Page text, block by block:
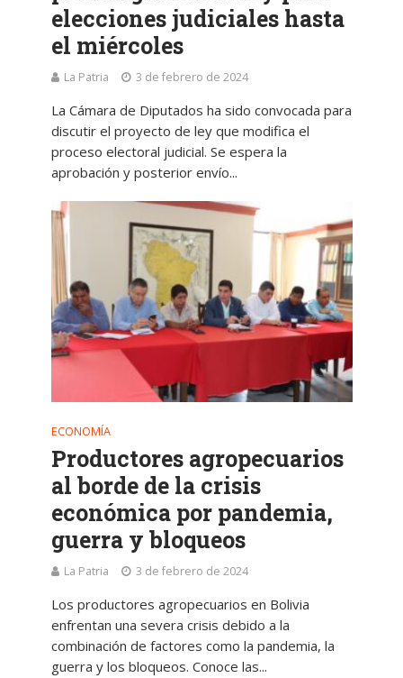
elecciones judiciales hasta
el miércoles
La Patria 3 de febrero de 2024
La Cámara de Diputados ha sido convocada para
discutir el proyecto de ley que modifica el
proceso electoral judicial. Se espera la
aprobación y posterior envío...
ECONOMÍA
Productores agropecuarios
al borde de la crisis
económica por pandemia,
guerra y bloqueos
La Patria 3 de febrero de 2024
Los productores agropecuarios en Bolivia
enfrentan una severa crisis debido a la
combinación de factores como la pandemia, la
guerra y los bloqueos. Conoce las...